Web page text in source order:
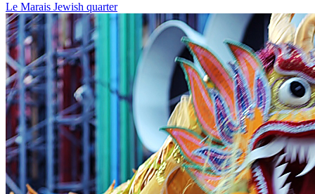
Le Marais Jewish quarter